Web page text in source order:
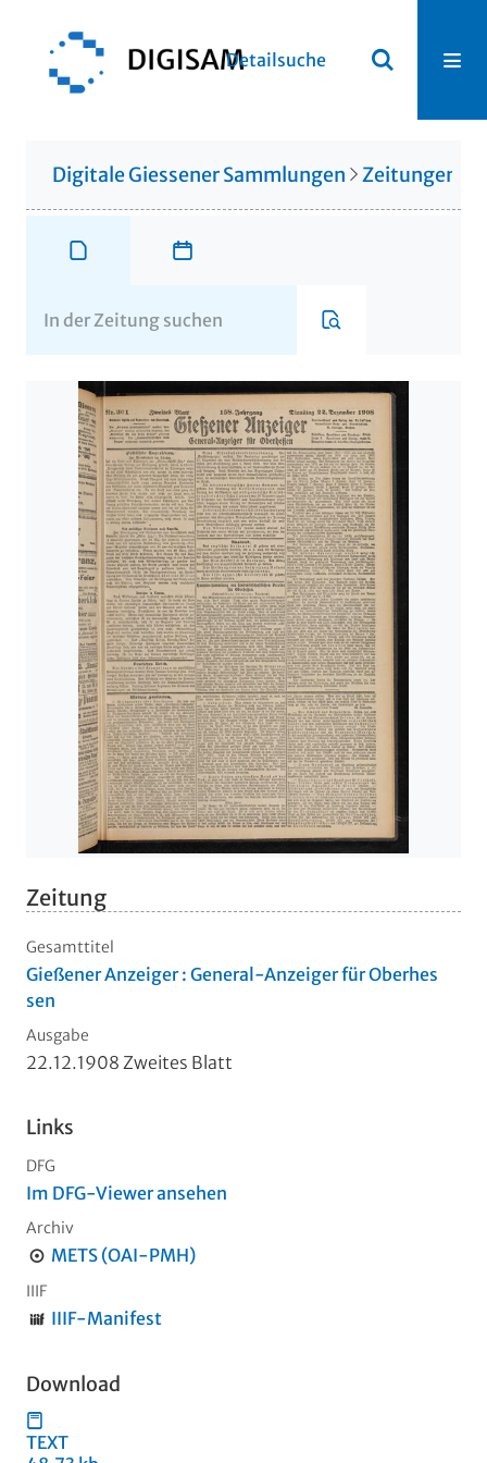
Detailsuche
Digitale Giessener Sammlungen Zeitungen
Zeitung
Gesamttitel
Gießener Anzeiger : General-Anzeiger für Oberhes
sen
Ausgabe
22.12.1908 Zweites Blatt
Links
DFG
Im DFG-Viewer ansehen
Archiv
METS (OAI-PMH)
IIIF
IIIF-Manifest
Download
TEXT